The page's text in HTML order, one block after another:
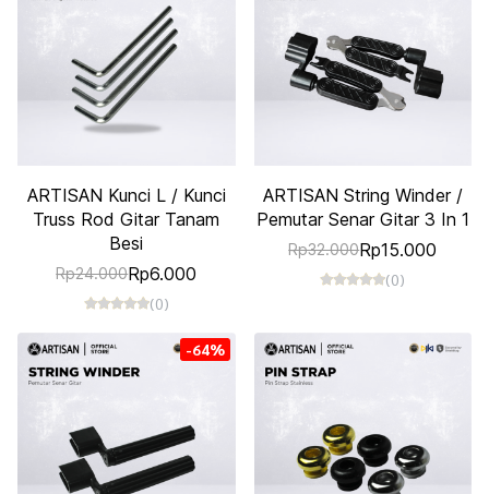
ARTISAN Kunci L / Kunci
Truss Rod Gitar Tanam
Besi
Rp24.000Rp6.000
(0)
ARTISAN String Winder /
Pemutar Senar Gitar 3 In 1
Rp32.000Rp15.000
(0)
-64%